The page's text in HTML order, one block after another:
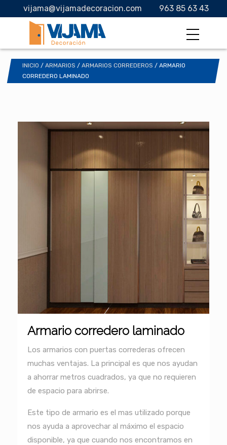
vijama@vijamadecoracion.com 963 85 63 43
INICIO /ARMARIOS /ARMARIOS CORREDEROS / ARMARIO
CORREDERO LAMINADO
Armario corredero laminado
Los armarios con puertas correderas ofrecen
muchas ventajas. La principal es que nos ayudan
a ahorrar metros cuadrados, ya que no requieren
de espacio para abrirse.
Este tipo de armario es el mas utilizado porque
nos ayuda a aprovechar al máximo el espacio
disponible, ya que cuando nos encontramos en